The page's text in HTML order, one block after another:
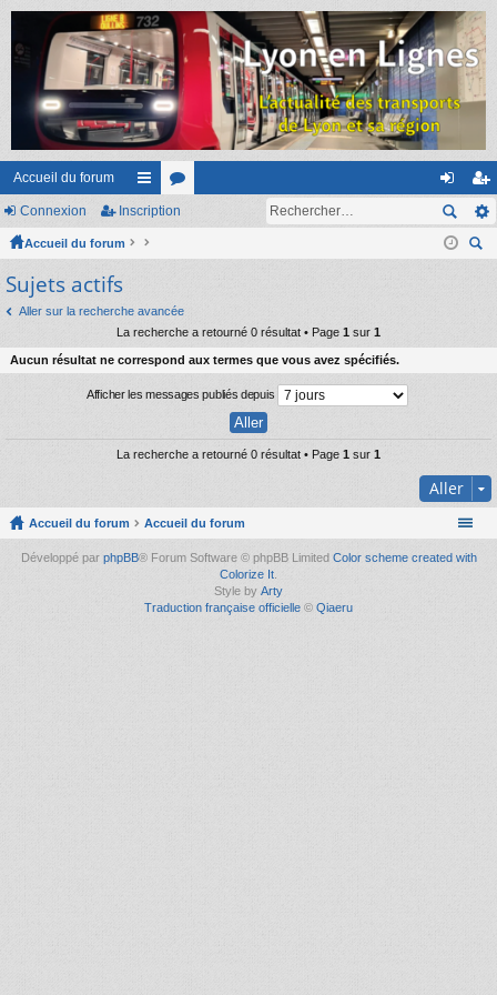
Accueil du forum
ac
co
ci
s
or
s
on
ne
ns
cri
Connexion Inscription
Accueil du forum
Sujets actifs
Aller sur la recherche avancée
La recherche a retourné 0 résultat • Page 1 sur 1
Aucun résultat ne correspond aux termes que vous avez spécifiés.
Afficher les messages publiés depuis
La recherche a retourné 0 résultat • Page 1 sur 1
Aller
Accueil du forum Accueil du forum
Développé par phpBB® Forum Software © phpBB Limited Color scheme created with
Colorize It
Style by Arty
Traduction française officielle © Qiaeru